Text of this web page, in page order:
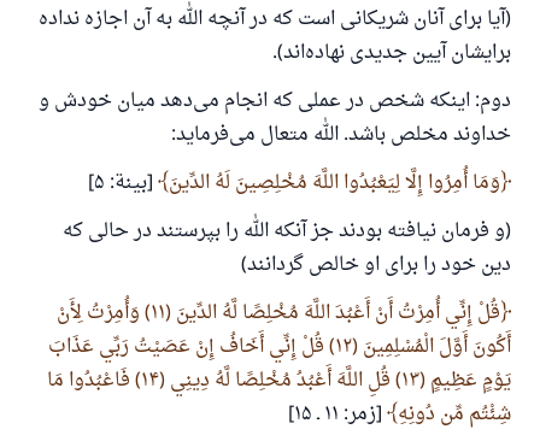
(آیا برای آنان شریکانی است که در آنچه الله به آن اجازه نداده
برایشان آیین جدیدی نهاده‌اند).
دوم: اینکه شخص در عملی که انجام می‌دهد میان خودش و
خداوند مخلص باشد. الله متعال می‌فرماید:
وَمَا أُمِرُوا إِلَّا لِيَعْبُدُوا اللَّهَ مُخْلِصِينَ لَهُ الدِّينَ [بینة: ۵]
(و فرمان نیافته بودند جز آنکه الله را بپرستند در حالی که
دین خود را برای او خالص گردانند)
قُلْ إِنِّي أُمِرْتُ أَنْ أَعْبُدَ اللَّهَ مُخْلِصًا لَّهُ الدِّينَ (۱۱) وَأُمِرْتُ لِأَنْ
أَكُونَ أَوَّلَ الْمُسْلِمِينَ (۱۲) قُلْ إِنِّي أَخَافُ إِنْ عَصَيْتُ رَبِّي عَذَابَ
يَوْمٍ عَظِيمٍ (۱۳) قُلِ اللَّهَ أَعْبُدُ مُخْلِصًا لَّهُ دِينِي (۱۴) فَاعْبُدُوا مَا
شِئْتُم مِّن دُونِهِ [زمر: ۱۱ ـ ۱۵]